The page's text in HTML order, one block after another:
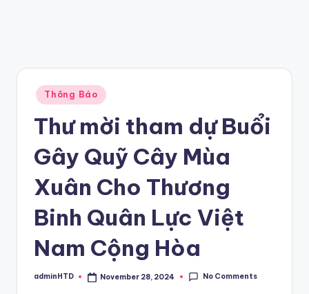
Posted
in
Thông Báo
Thư mời tham dự Buổi
Gây Quỹ Cây Mùa
Xuân Cho Thương
Binh Quân Lực Việt
Nam Cộng Hòa
Posted
adminHTD November 28, 2024 No Comments